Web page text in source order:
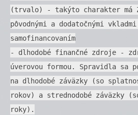
(trvalo) - takýto charakter má
pôvodnými a dodatočnými
samofinancovaním
- dlhodobé finančné zdroje -
úverovou formou. Spravidla sa
na dlhodobé záväzky (so
rokov) a strednodobé záväzky
roky).